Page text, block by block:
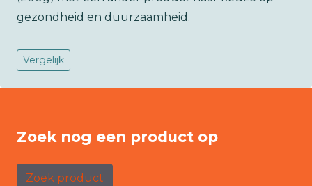
gezondheid en duurzaamheid.
Vergelijk
Zoek nog een product op
Zoek product